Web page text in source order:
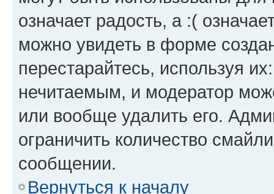
означает радость, а :(
можно увидеть в форме
перестарайтесь, используя
нечитаемым, и модератор
или вообще удалить его.
ограничить количество
сообщении.
Вернуться к началу